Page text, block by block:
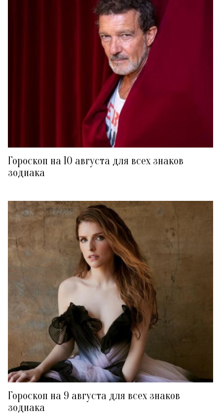
Гороскоп на 10 августа для всех знаков
зодиака
Гороскоп на 9 августа для всех знаков
зодиака